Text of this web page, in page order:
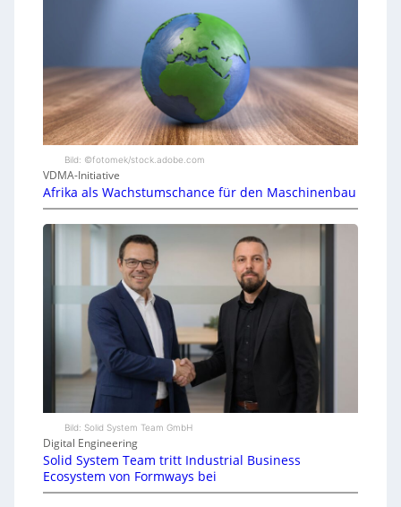
Bild: ©fotomek/stock.adobe.com
VDMA-Initiative
Afrika als Wachstumschance für den Maschinenbau
Bild: Solid System Team GmbH
Digital Engineering
Solid System Team tritt Industrial Business
Ecosystem von Formways bei